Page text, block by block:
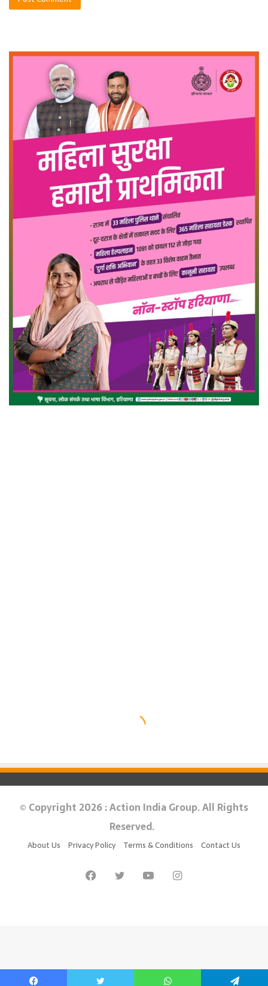
© Copyright 2026 : Action India Group. All Rights
Reserved.
About Us Privacy Policy Terms & Conditions Contact Us
FacebookTwitter YouTubeInstagram